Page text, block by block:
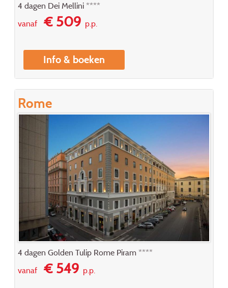
4 dagen Dei Mellini ****
vanaf€ 509p.p.
Info & boeken
Rome
4 dagen Golden Tulip Rome Piram ****
vanaf€ 549p.p.